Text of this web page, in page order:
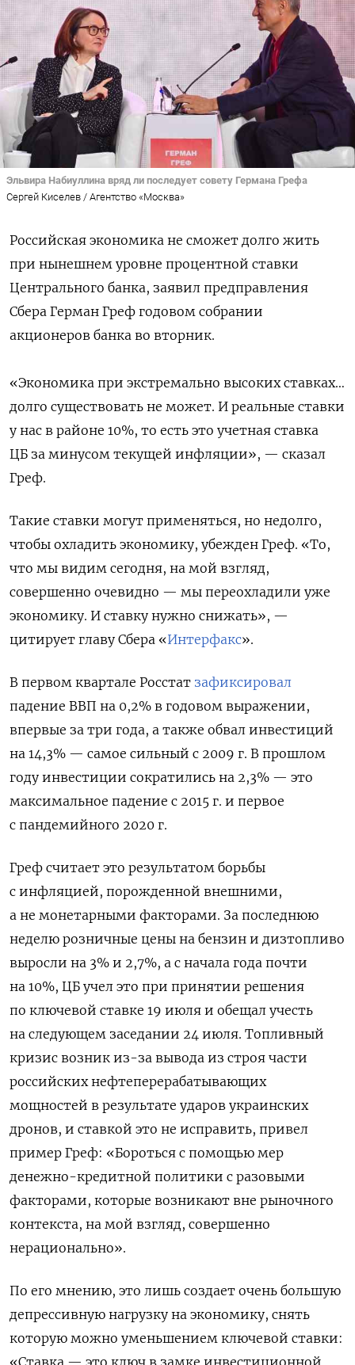
Эльвира Набиуллина вряд ли последует совету Германа Грефа
Сергей Киселев / Агентство «Москва»
Российская экономика не сможет долго жить
при нынешнем уровне процентной ставки
Центрального банка, заявил предправления
Сбера Герман Греф годовом собрании
акционеров банка во вторник.
«Экономика при экстремально высоких ставках…
долго существовать не может. И реальные ставки
у нас в районе 10%, то есть это учетная ставка
ЦБ за минусом текущей инфляции», — сказал
Греф.
Такие ставки могут применяться, но недолго,
чтобы охладить экономику, убежден Греф. «То,
что мы видим сегодня, на мой взгляд,
совершенно очевидно — мы переохладили уже
экономику. И ставку нужно снижать», —
цитирует главу Сбера «Интерфакс».
В первом квартале Росстат зафиксировал
падение ВВП на 0,2% в годовом выражении,
впервые за три года, а также обвал инвестиций
на 14,3% — самое сильный с 2009 г. В прошлом
году инвестиции сократились на 2,3% — это
максимальное падение с 2015 г. и первое
с пандемийного 2020 г.
Греф считает это результатом борьбы
с инфляцией, порожденной внешними,
а не монетарными факторами. За последнюю
неделю розничные цены на бензин и дизтопливо
выросли на 3% и 2,7%, а с начала года почти
на 10%, ЦБ учел это при принятии решения
по ключевой ставке 19 июля и обещал учесть
на следующем заседании 24 июля. Топливный
кризис возник из-за вывода из строя части
российских нефтеперерабатывающих
мощностей в результате ударов украинских
дронов, и ставкой это не исправить, привел
пример Греф: «Бороться с помощью мер
денежно-кредитной политики с разовыми
факторами, которые возникают вне рыночного
контекста, на мой взгляд, совершенно
нерационально».
По его мнению, это лишь создает очень большую
депрессивную нагрузку на экономику, снять
которую можно уменьшением ключевой ставки:
«Ставка — это ключ в замке инвестиционной